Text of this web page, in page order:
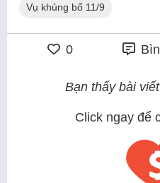
Vụ khủng bố 11/9
0
Bạn thấy bài
Click ngay để